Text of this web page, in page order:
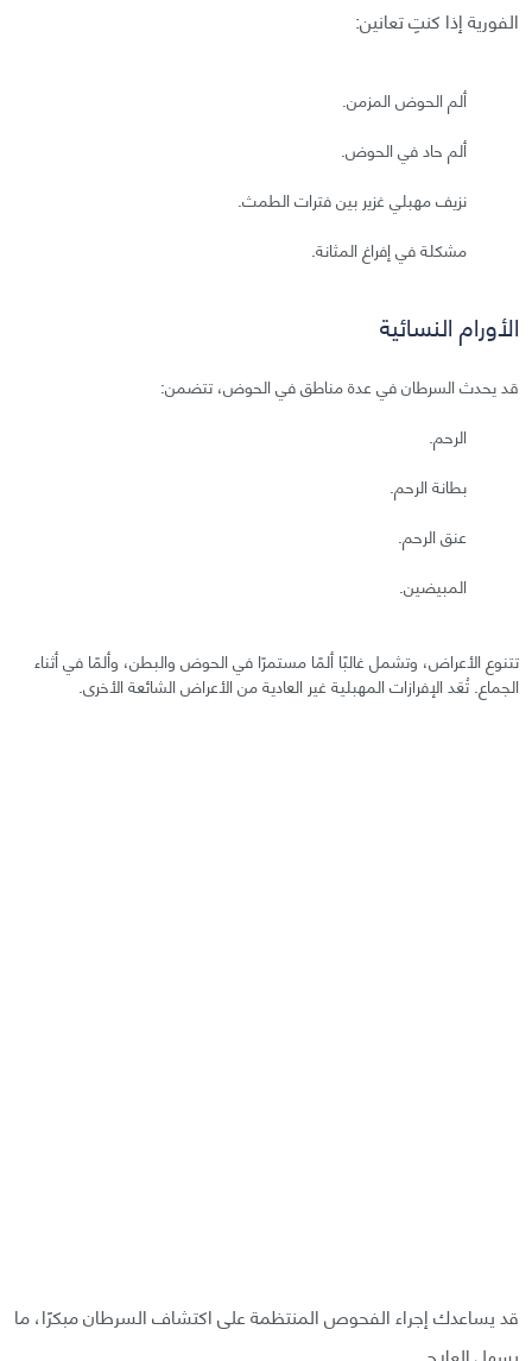
الفورية إذا كنتِ تعانين:
ألم الحوض المزمن.
ألم حاد في الحوض.
نزيف مهبلي غزير بين فترات الطمث.
مشكلة في إفراغ المثانة.
الأورام النسائية
قد يحدث السرطان في عدة مناطق في الحوض، تتضمن:
الرحم.
بطانة الرحم.
عنق الرحم.
المبيضين.
تتنوع الأعراض، وتشمل غالبًا ألمًا مستمرًا في الحوض والبطن، وألمًا في أثناء
الجماع. تُعَد الإفرازات المهبلية غير العادية من الأعراض الشائعة الأخرى.
قد يساعدك إجراء الفحوص المنتظمة على اكتشاف السرطان مبكرًا، ما
يسهل العلاج.